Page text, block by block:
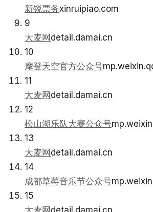
新锐票务xinruipiao.com
9
大麦网 detail.damai.cn
10
摩登天空官方公众号
11
大麦网 detail.damai.cn
12
松山湖乐队大赛公众号
13
大麦网 detail.damai.cn
14
成都草莓音乐节公众号
15